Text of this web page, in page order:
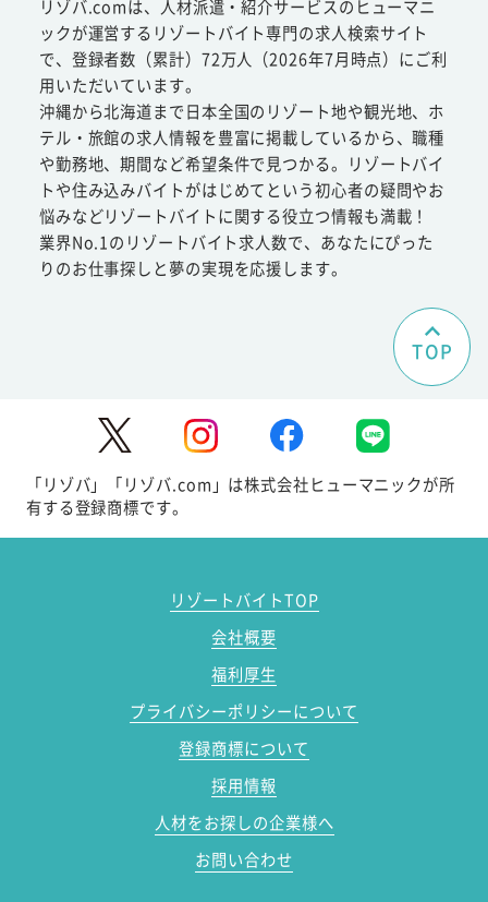
リゾバ.comは、人材派遣・紹介サービスのヒューマニ
ックが運営するリゾートバイト専門の求人検索サイト
で、登録者数（累計）72万人（2026年7月時点）にご利
用いただいています。
沖縄から北海道まで日本全国のリゾート地や観光地、ホ
テル・旅館の求人情報を豊富に掲載しているから、職種
や勤務地、期間など希望条件で見つかる。リゾートバイ
トや住み込みバイトがはじめてという初心者の疑問やお
悩みなどリゾートバイトに関する役立つ情報も満載！
業界No.1のリゾートバイト求人数で、あなたにぴった
りのお仕事探しと夢の実現を応援します。
TOP
「リゾバ」「リゾバ.com」は株式会社ヒューマニックが所
有する登録商標です。
リゾートバイトTOP
会社概要
福利厚生
プライバシーポリシーについて
登録商標について
採用情報
人材をお探しの企業様へ
お問い合わせ